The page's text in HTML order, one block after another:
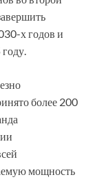
х годов и
более 200
мощность